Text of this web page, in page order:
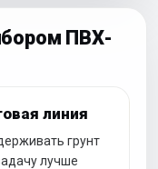
ПВХ-
линия
грунт
лучше